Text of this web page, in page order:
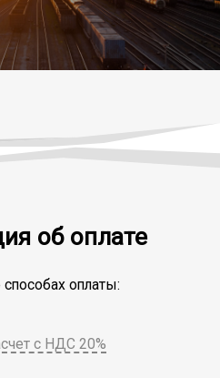
об оплате
оплаты:
с НДС 20%